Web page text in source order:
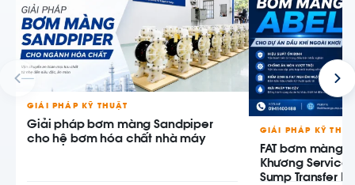
GIẢI PHÁP KỸ THUẬT
Giải pháp bơm màng Sandpiper
cho hệ bơm hóa chất nhà máy
GIẢI PHÁP KỸ
FAT bơm màng
Khương
Sump Transfer